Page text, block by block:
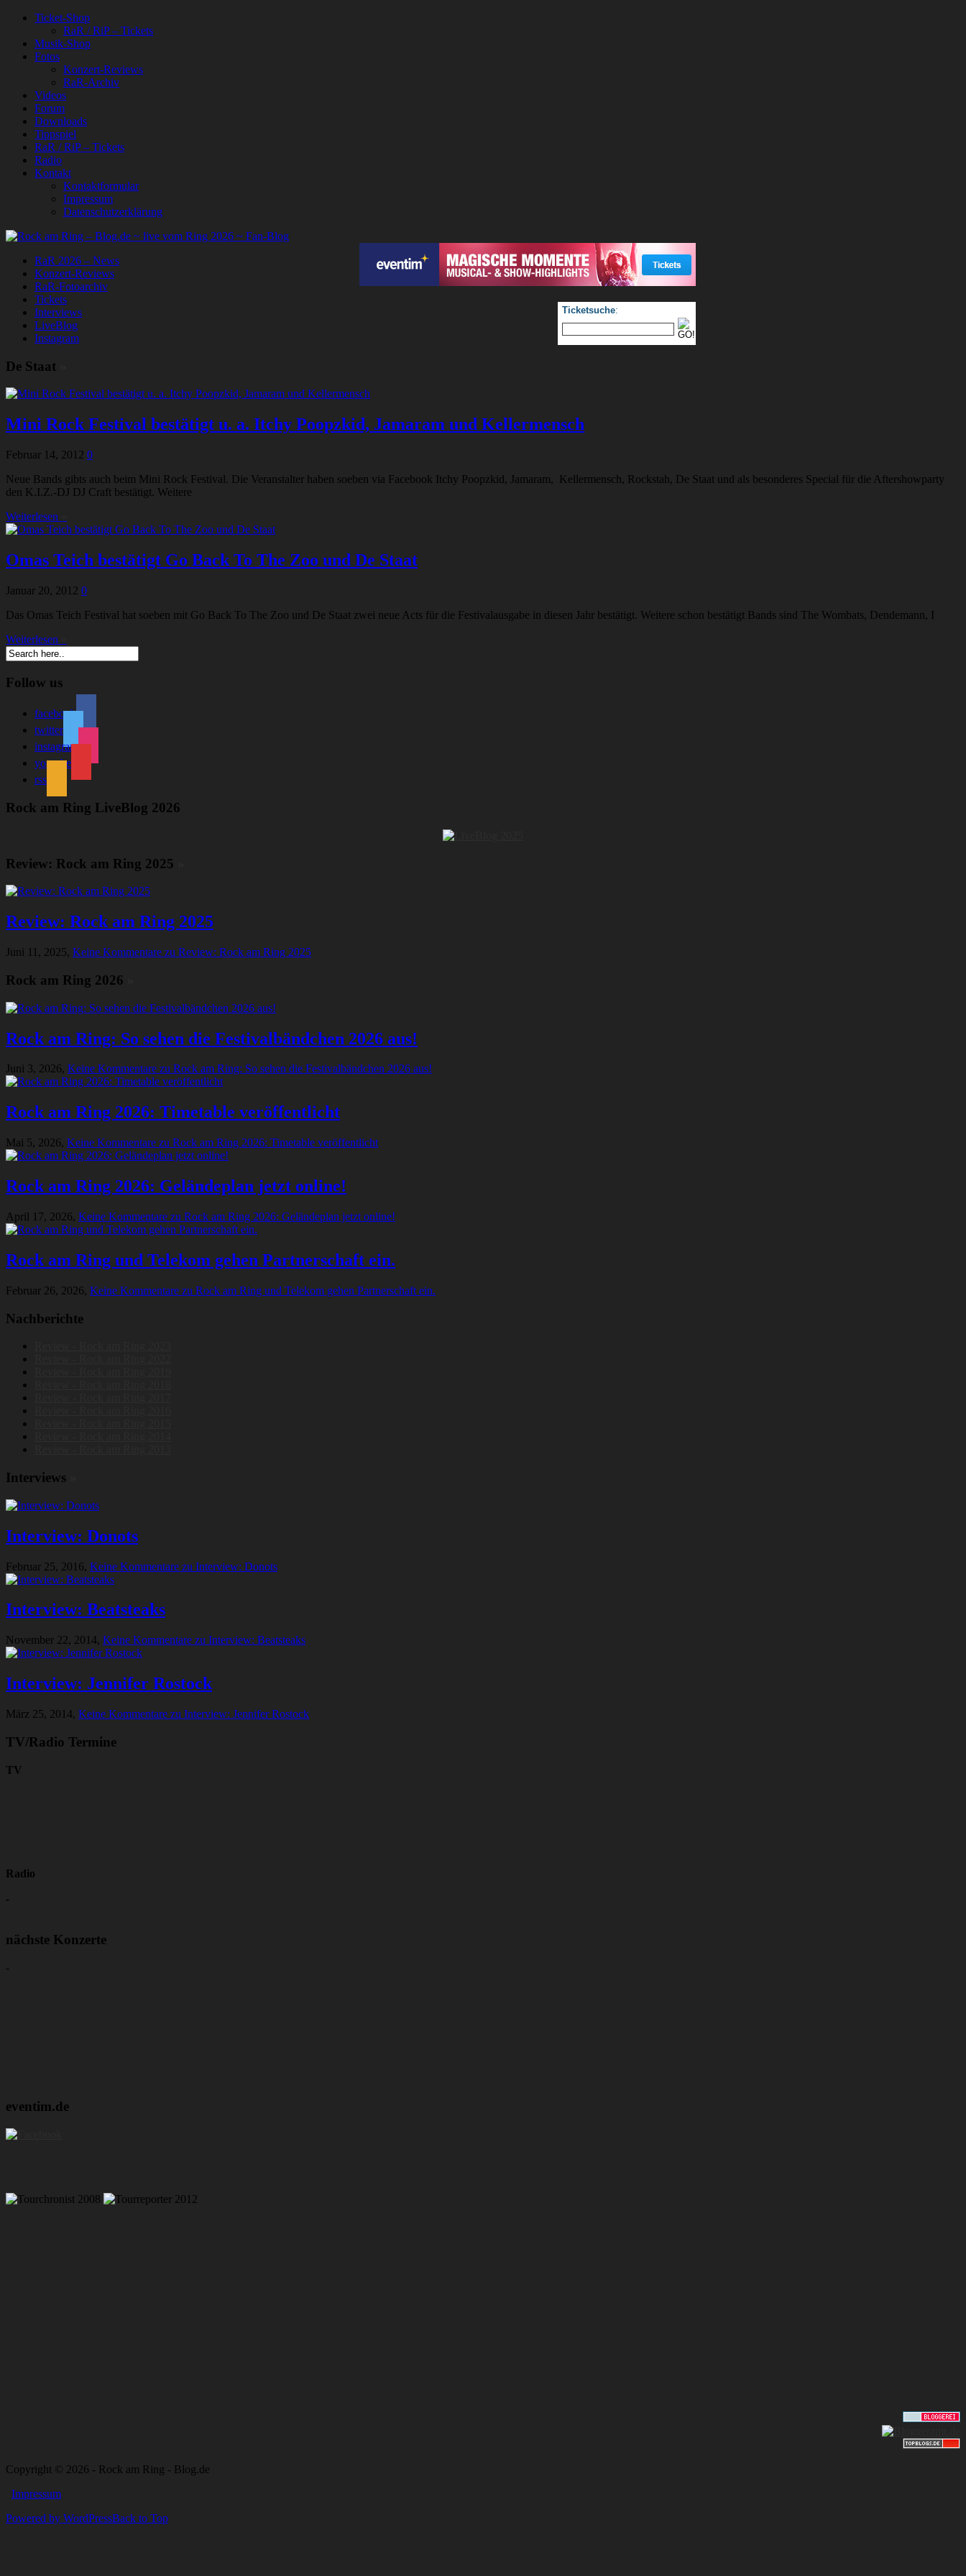
Ticket-Shop
RaR / RiP – Tickets
Musik-Shop
Fotos
Konzert-Reviews
RaR-Archiv
Videos
Forum
Downloads
Tippspiel
RaR / RiP – Tickets
Radio
Kontakt
Kontaktformular
Impressum
Datenschutzerklärung
Ticketsuche:
RaR 2026 – News
Konzert-Reviews
RaR-Fotoarchiv
Tickets
Interviews
LiveBlog
Instagram
De Staat
Mini Rock Festival bestätigt u. a. Itchy Poopzkid, Jamaram und Kellermensch
Februar 14, 2012 0
Neue Bands gibts auch beim Mini Rock Festival. Die Veranstalter haben soeben via Facebook Itchy Poopzkid, Jamaram, Kellermensch, Rockstah, De Staat und als besonderes Special für die Aftershowparty
den K.I.Z.-DJ DJ Craft bestätigt. Weitere
Weiterlesen
Omas Teich bestätigt Go Back To The Zoo und De Staat
Januar 20, 2012 0
Das Omas Teich Festival hat soeben mit Go Back To The Zoo und De Staat zwei neue Acts für die Festivalausgabe in diesen Jahr bestätigt. Weitere schon bestätigt Bands sind The Wombats, Dendemann, I
Weiterlesen
Follow us
facebook
twitter
instagram
youtube
rss
Rock am Ring LiveBlog 2026
Review: Rock am Ring 2025
Review: Rock am Ring 2025
Juni 11, 2025, Keine Kommentare zu Review: Rock am Ring 2025
Rock am Ring 2026
Rock am Ring: So sehen die Festivalbändchen 2026 aus!
Juni 3, 2026, Keine Kommentare zu Rock am Ring: So sehen die Festivalbändchen 2026 aus!
Rock am Ring 2026: Timetable veröffentlicht
Mai 5, 2026, Keine Kommentare zu Rock am Ring 2026: Timetable veröffentlicht
Rock am Ring 2026: Geländeplan jetzt online!
April 17, 2026, Keine Kommentare zu Rock am Ring 2026: Geländeplan jetzt online!
Rock am Ring und Telekom gehen Partnerschaft ein.
Februar 26, 2026, Keine Kommentare zu Rock am Ring und Telekom gehen Partnerschaft ein.
Nachberichte
Interviews
Interview: Donots
Februar 25, 2016, Keine Kommentare zu Interview: Donots
Interview: Beatsteaks
November 22, 2014, Keine Kommentare zu Interview: Beatsteaks
Interview: Jennifer Rostock
März 25, 2014, Keine Kommentare zu Interview: Jennifer Rostock
TV/Radio Termine
TV
Radio
-
nächste Konzerte
-
eventim.de
Copyright © 2026 - Rock am Ring - Blog.de
Impressum
Powered by WordPressBack to Top